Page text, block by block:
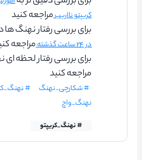
کریپتو نااریبمراجعه کنید
برای بررسی رفتار نهنگ
در ۲۴ ساعت گذشته
مراجعه
برای بررسی رفتار لحظه
مراجعه کنید
# شکارچی_نهنگ #
نهنگ_واچ
# نهنگ_کریپتو